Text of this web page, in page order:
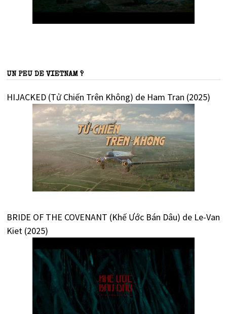
UN PEU DE VIETNAM ?
HIJACKED (Tử Chiến Trên Không) de Ham Tran (2025)
BRIDE OF THE COVENANT (Khế Ước Bán Dâu) de Le-Van
Kiet (2025)